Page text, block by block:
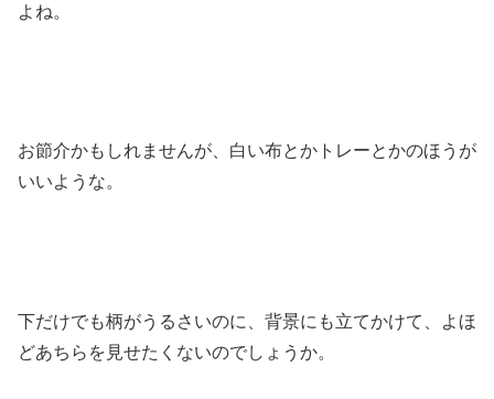
よね。
お節介かもしれませんが、白い布とかトレーとかのほうが
いいような。
下だけでも柄がうるさいのに、背景にも立てかけて、よほ
どあちらを見せたくないのでしょうか。